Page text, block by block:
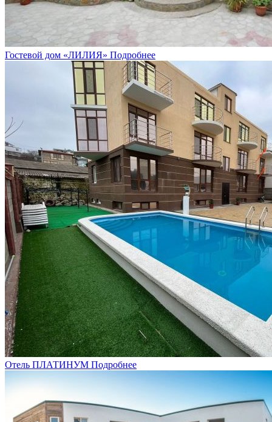
Гостевой дом «ЛИЛИЯ» Подробнее
Отель ПЛАТИНУМ Подробнее